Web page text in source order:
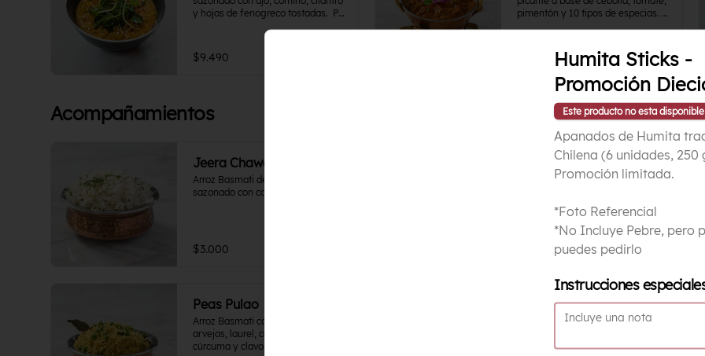
y hojas de fenogreco tostadas.  Por
$9.490
pimentón y 10 tipos de especias. Es
con tu proteína favorita.
Acompañamientos
Jeera Chawal
Arroz Basmati de selección
sazonado con comino.
$3.000
Kashmiri Pulao
Arroz Basmati de selección con
estacionales.
Peas Pulao
Arroz Basmati con un sofrito de
arvejas, laurel, cardamomo,
cúrcuma y clavo de olor. Vegano.
Humita Sticks -
Promoción
Este producto no esta disponible
Apanados de Humita
Chilena (6 unidades,
Promoción limitada.
*Foto Referencial
*No Incluye Pebre, pero
puedes pedirlo
Instrucciones